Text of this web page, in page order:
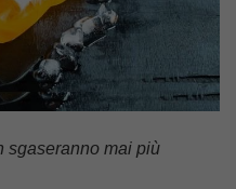
sgaseranno mai più